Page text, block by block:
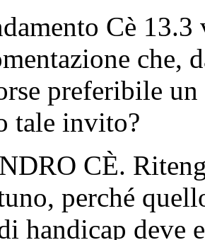
Cè
che,
preferibile
tale invito?
CÈ.
perché
handicap deve